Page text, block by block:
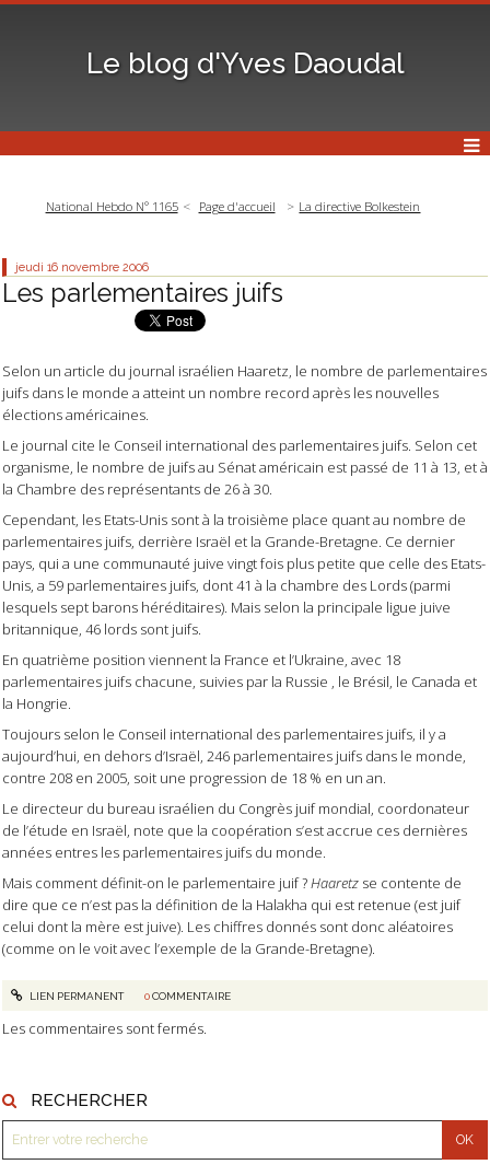
Le blog d'Yves Daoudal
RECHERCHER
National Hebdo N° 1165 Page d'accueil La directive Bolkestein
jeudi 16 novembre 2006
Les parlementaires juifs
Selon un article du journal israélien Haaretz, le nombre de parlementaires
juifs dans le monde a atteint un nombre record après les nouvelles
élections américaines.
Le journal cite le Conseil international des parlementaires juifs. Selon cet
organisme, le nombre de juifs au Sénat américain est passé de 11 à 13, et à
la Chambre des représentants de 26 à 30.
Cependant, les Etats-Unis sont à la troisième place quant au nombre de
parlementaires juifs, derrière Israël et la Grande-Bretagne. Ce dernier
pays, qui a une communauté juive vingt fois plus petite que celle des Etats-
Unis, a 59 parlementaires juifs, dont 41 à la chambre des Lords (parmi
lesquels sept barons héréditaires). Mais selon la principale ligue juive
britannique, 46 lords sont juifs.
En quatrième position viennent la France et l’Ukraine, avec 18
parlementaires juifs chacune, suivies par la Russie , le Brésil, le Canada et
la Hongrie.
Toujours selon le Conseil international des parlementaires juifs, il y a
aujourd’hui, en dehors d’Israël, 246 parlementaires juifs dans le monde,
contre 208 en 2005, soit une progression de 18 % en un an.
Le directeur du bureau israélien du Congrès juif mondial, coordonateur
de l’étude en Israël, note que la coopération s’est accrue ces dernières
années entres les parlementaires juifs du monde.
Mais comment définit-on le parlementaire juif ?Haaretz se contente de
dire que ce n’est pas la définition de la Halakha qui est retenue (est juif
celui dont la mère est juive). Les chiffres donnés sont donc aléatoires
(comme on le voit avec l’exemple de la Grande-Bretagne).
LIEN PERMANENT 0COMMENTAIRE
Les commentaires sont fermés.